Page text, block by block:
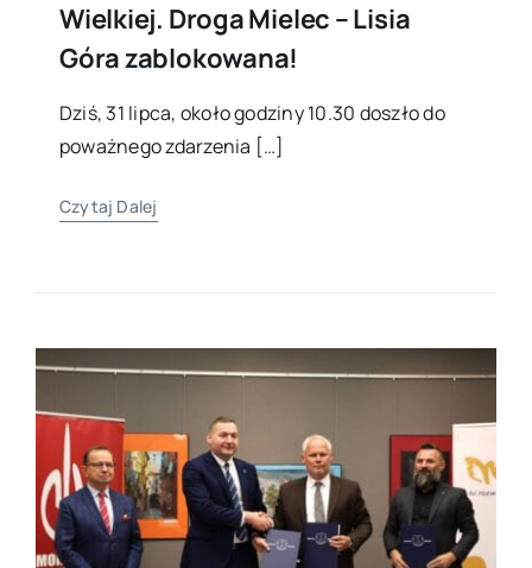
Wielkiej. Droga Mielec – Lisia
Góra zablokowana!
Dziś, 31 lipca, około godziny 10.30 doszło do
poważnego zdarzenia […]
Czytaj Dalej